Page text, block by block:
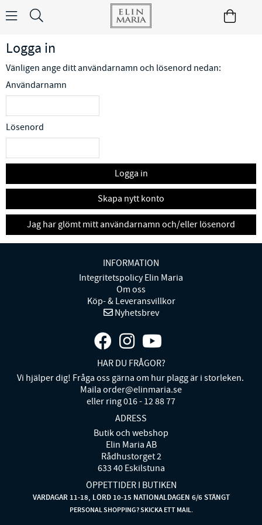
Logga in
Vänligen ange ditt användarnamn och lösenord nedan:
Användarnamn
Lösenord
Logga in
Skapa nytt konto
Jag har glömt mitt användarnamn och/eller lösenord
INFORMATION
Integritetspolicy Elin Maria
Om oss
Köp- & Leveransvillkor
Nyhetsbrev
HAR DU FRÅGOR?
Vi hjälper dig! Fråga oss gärna om hur plagg är i storleken.
Maila order@elinmaria.se
eller ring 016 - 12 88 77
ADRESS
Butik och webshop
Elin Maria AB
Rådhustorget 2
633 40 Eskilstuna
ÖPPETTIDER I BUTIKEN
VARDAGAR 11-18, LÖRD 10-15 NATIONALDAGEN 6/6 STÄNGT
PERSONAL SHOPPING? SKICKA ETT MAIL.